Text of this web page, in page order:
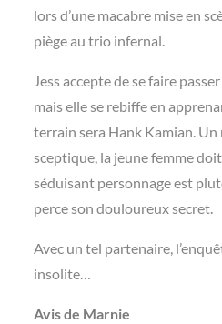
lors d’une macabre mise en
piège au trio infernal.
Jess accepte de se faire
mais elle se rebiffe en
terrain sera Hank Kamian. Un
sceptique, la jeune femme
séduisant personnage est
perce son douloureux secret.
Avec un tel partenaire,
insolite…
Avis de Marnie